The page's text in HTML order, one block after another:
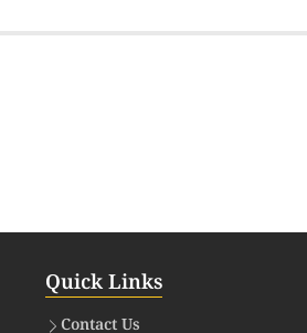
Quick Links
Contact Us